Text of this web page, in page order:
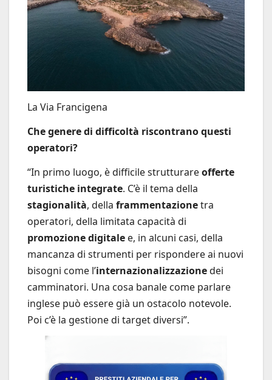
La Via Francigena
Che genere di difficoltà riscontrano questi
operatori?
“In primo luogo, è difficile strutturareofferte
turistiche integrate. C’è il tema della
stagionalità, della frammentazionetra
operatori, della limitata capacità di
promozione digitale e, in alcuni casi, della
mancanza di strumenti per rispondere ai nuovi
bisogni come l’internazionalizzazionedei
camminatori. Una cosa banale come parlare
inglese può essere già un ostacolo notevole.
Poi c’è la gestione di target diversi”.